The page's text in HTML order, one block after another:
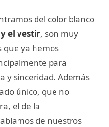
del color blanco
el vestir, son muy
que ya hemos
para
y sinceridad. Además
único, que no
el de la
de nuestros